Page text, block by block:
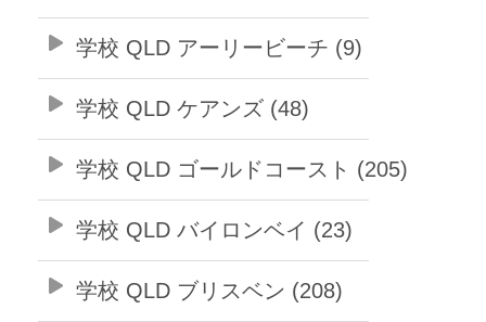
学校 QLD アーリービーチ (9)
学校 QLD ケアンズ (48)
学校 QLD ゴールドコースト (205)
学校 QLD バイロンベイ (23)
学校 QLD ブリスベン (208)